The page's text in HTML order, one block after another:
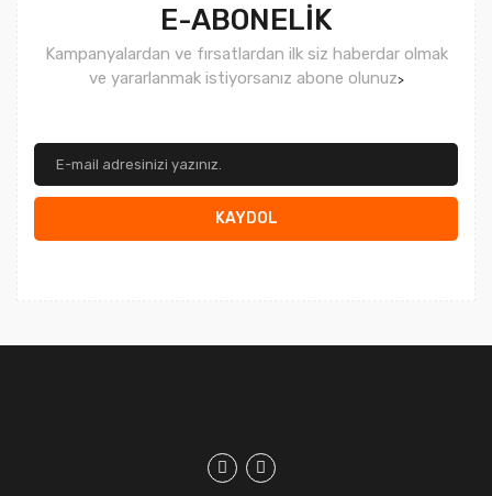
E-ABONELİK
Kampanyalardan ve fırsatlardan ilk siz haberdar olmak
ve yararlanmak istiyorsanız abone olunuz>
KAYDOL